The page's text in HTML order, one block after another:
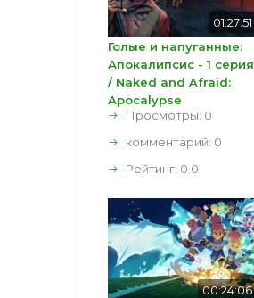
01:27:51
Голые и напуганные:
Апокалипсис - 1 серия
/ Naked and Afraid:
Apocalypse
Просмотры: 0
комментарий: 0
Рейтинг: 0.0
00:24:06